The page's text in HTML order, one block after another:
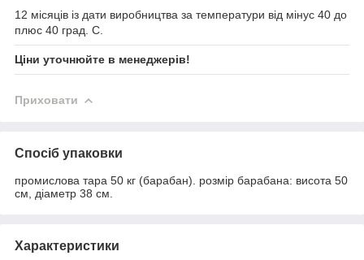
12 місяців із дати виробництва за температури від мінус 40 до
плюс 40 град. С.
Ціни уточнюйте в менеджерів!
Приховати
Спосіб упаковки
промислова тара 50 кг (барабан). розмір барабана: висота 50
см, діаметр 38 см.
Характеристики